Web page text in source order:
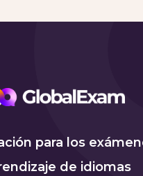
para los
de idiomas